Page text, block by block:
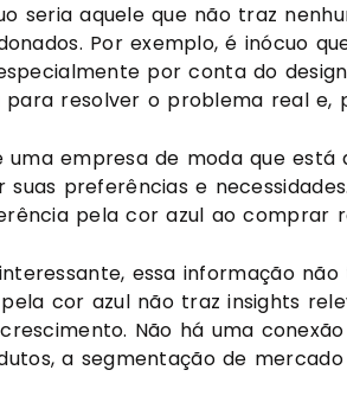
seria aquele que não traz
Por exemplo, é inócuo
por conta do
resolver o problema real e,
uma empresa de moda que
preferências e
pela cor azul ao comprar
essa informação
cor azul não traz insights
Não há uma
a segmentação de